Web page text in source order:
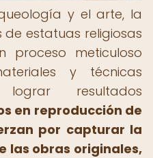
y el arte, la
estatuas religiosas
proceso meticuloso
y técnicas
resultados
en reproducción de
por capturar la
las obras originales,